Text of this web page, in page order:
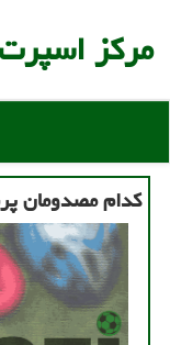
مركز اسپرت
كدام مصدومان